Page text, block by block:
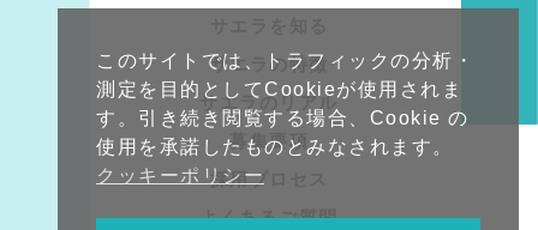
サエラの特徴
サエラのリアル
募集要項
採用プロセス
よくあるご質問
このサイトでは、トラフィックの分析・
測定を目的としてCookieが使用されま
す。引き続き閲覧する場合、Cookie の
使用を承諾したものとみなされます。
クッキーポリシー